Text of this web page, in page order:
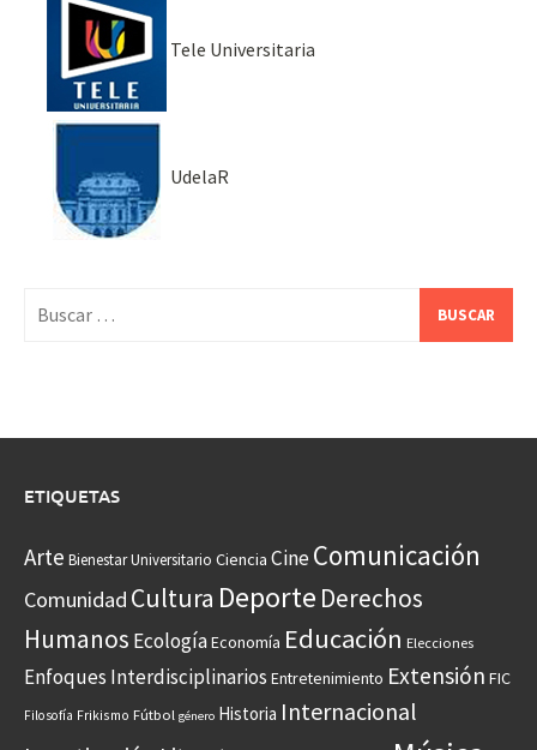
Tele Universitaria
UdelaR
ETIQUETAS
Arte Bienestar Universitario Ciencia CineComunicación
Comunidad Cultura Deporte Derechos
Humanos EcologíaEconomía Educación Elecciones
Enfoques Interdisciplinarios Entretenimiento Extensión FIC
Filosofía Frikismo Fútbol género Historia Internacional